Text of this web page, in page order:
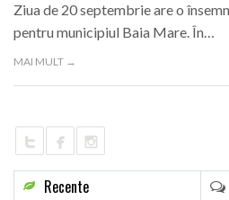
Ziua de 20 septembrie are o
pentru municipiul Baia Mare. În…
MAI MULT →
Recente